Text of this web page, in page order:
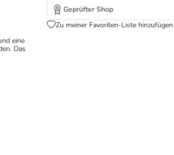
Geprüfter Shop
Zu meiner Favoriten-Liste hinzufügen
eine
Das